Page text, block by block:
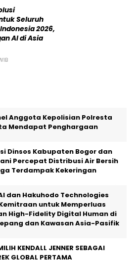
Seluruh
2026,
AI di Asia
Anggota Kepolisian Polresta
Mendapat Penghargaan
Dinsos Kabupaten Bogor dan
Percepat Distribusi Air Bersih
Terdampak Kekeringan
dan Hakuhodo Technologies
untuk Memperluas
High-Fidelity Digital Human di
dan Kawasan Asia-Pasifik
KENDALL JENNER SEBAGAI
GLOBAL PERTAMA